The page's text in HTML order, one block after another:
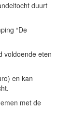
duurt
“De
voldoende eten
en kan
met de